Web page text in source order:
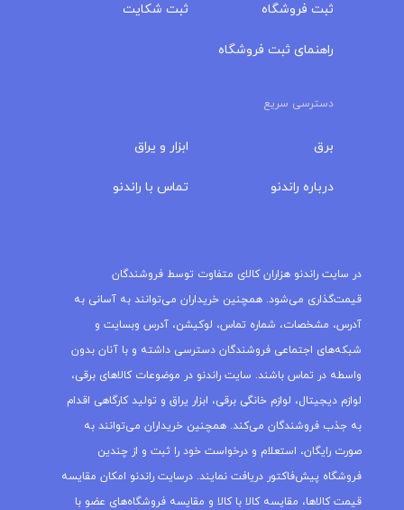
ثبت فروشگاه
راهنمای ثبت فروشگاه
ثبت شکایت
دسترسی سریع
برق
درباره‌ راندنو
ابزار و یراق
تماس با راندنو
در سایت راندنو هزاران کالای متفاوت توسط فروشندگان
قیمت‌گذاری می‌شود. همچنین خریداران می‌توانند به آسانی به
آدرس، مشخصات، شماره تماس، لوکیشن، آدرس وبسایت و
شبکه‌های اجتماعی فروشندگان دسترسی داشته و با آنان بدون
واسطه در تماس باشند. سایت راندنو در موضوعات کالاهای برقی،
لوازم دیجیتال، لوازم خانگی برقی، ابزار یراق و تولید کارگاهی اقدام
به جذب فروشندگان می‌کند. همچنین خریداران می‌توانند به
صورت رایگان، استعلام و درخواست خود را ثبت و از چندین
فروشگاه پیش‌فاکتور دریافت نمایند. درسایت راندنو امکان مقایسه
قیمت کالاها، مقایسه کالا با کالا و مقایسه فروشگاه‌های عضو با